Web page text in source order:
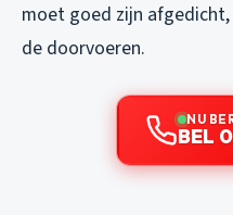
moet goed zijn
de doorvoeren.
NU
BEL